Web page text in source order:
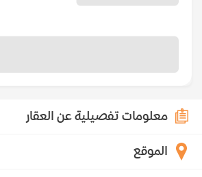
معلومات تفصيلية عن العقار
الموقع